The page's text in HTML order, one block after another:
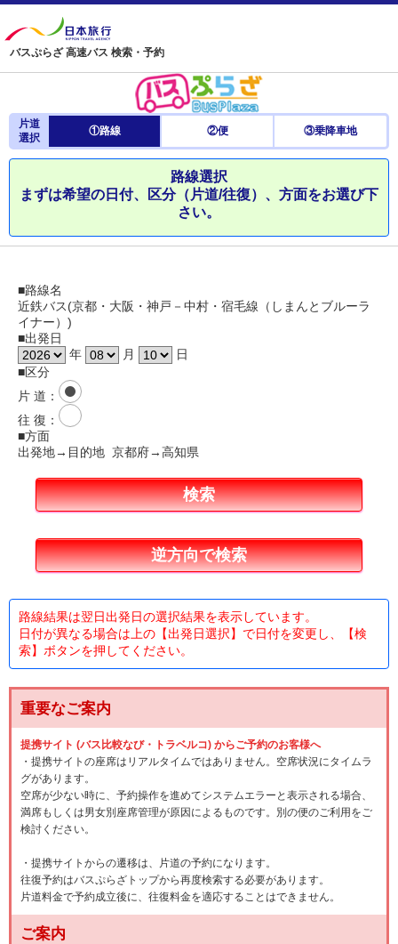
バスぷらざ 高速バス 検索・予約
片道
選択
①路線 ②便 ③乗降車地
路線選択
まずは希望の日付、区分（片道/往復）、方面をお選び下
さい。
■路線名
近鉄バス(京都・大阪・神戸－中村・宿毛線（しまんとブルーラ
イナー）)
■出発日
年
月
日
■区分
片 道 ：
往 復 ：
■方面
出発地→目的地 京都府→高知県
路線結果は翌日出発日の選択結果を表示しています。
日付が異なる場合は上の【出発日選択】で日付を変更し、【検
索】ボタンを押してください。
重要なご案内
提携サイト (バス比較なび・トラベルコ) からご予約のお客様へ
・提携サイトの座席はリアルタイムではありません。空席状況にタイムラ
グがあります。
空席が少ない時に、予約操作を進めてシステムエラーと表示される場合、
満席もしくは男女別座席管理が原因によるものです。別の便のご利用をご
検討ください。
・提携サイトからの遷移は、片道の予約になります。
往復予約はバスぷらざトップから再度検索する必要があります。
片道料金で予約成立後に、往復料金を適応することはできません。
ご案内